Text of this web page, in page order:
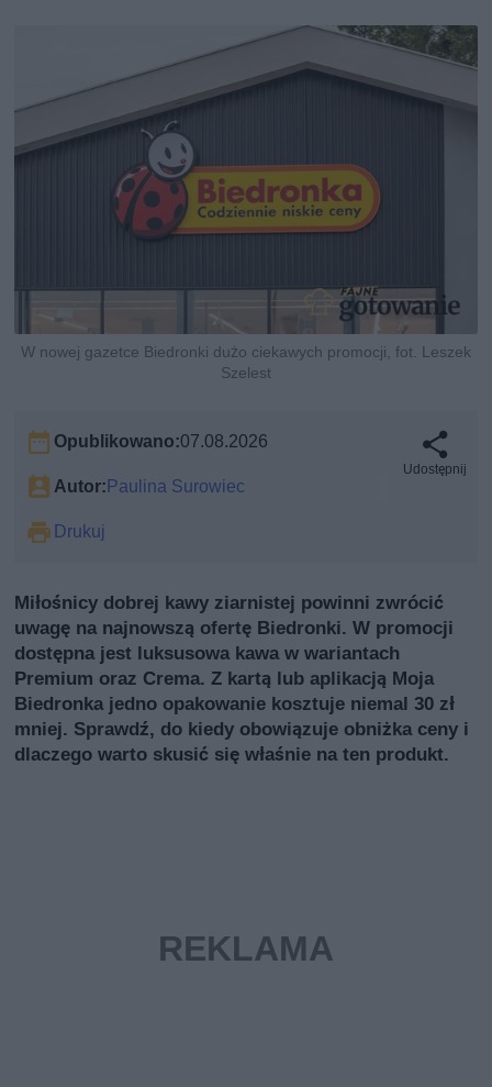
W nowej gazetce Biedronki dużo ciekawych promocji, fot. Leszek
Szelest
Opublikowano:07.08.2026
Autor:Paulina Surowiec
Drukuj
Udostępnij
Miłośnicy dobrej kawy ziarnistej powinni zwrócić
uwagę na najnowszą ofertę Biedronki. W promocji
dostępna jest luksusowa kawa w wariantach
Premium oraz Crema. Z kartą lub aplikacją Moja
Biedronka jedno opakowanie kosztuje niemal 30 zł
mniej. Sprawdź, do kiedy obowiązuje obniżka ceny i
dlaczego warto skusić się właśnie na ten produkt.